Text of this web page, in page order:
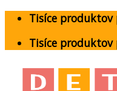
Skip
content
Tisíce
Tisíce